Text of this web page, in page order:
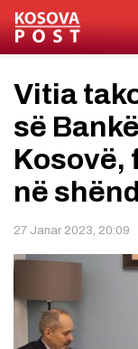
Vitia
së
Kosovë,
në
27 Janar 2023, 20:09